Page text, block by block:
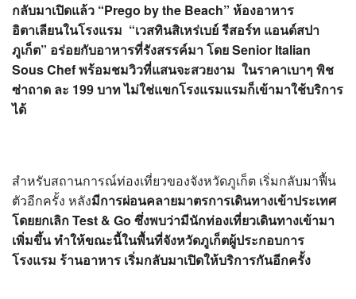
HotHealth and Beauty
PR News
อยากบอกอยากเล่า
กลับมาเปิดแล้ว “Prego by the Beach” ห้องอาหาร
อิตาเลียนในโรงแรม “เวสทินสิเหร่เบย์ รีสอร์ท แอนด์สปา
ภูเก็ต” อร่อยกับอาหารที่รังสรรค์มา โดย Senior Italian
Sous Chef พร้อมชมวิวที่แสนจะสวยงาม ในราคาเบาๆ พิช
ซ่าถาด ละ 199 บาท ไม่ใช่แขกโรงแรมแรมก็เข้ามาใช้บริการ
ได้
สำหรับสถานการณ์ท่องเที่ยวของจังหวัดภูเก็ต เริ่มกลับมาฟื้น
ตัวอีกครั้ง หลังมีการผ่อนคลายมาตรการเดินทางเข้าประเทศ
โดยยกเลิกTest & Go ซึ่งพบว่ามีนักท่องเที่ยวเดินทางเข้ามา
เพิ่มขึ้น ทำให้ขณะนี้ในพื้นที่จังหวัดภูเก็ตผู้ประกอบการ
โรงแรม ร้านอาหาร เริ่มกลับมาเปิดให้บริการกันอีกครั้ง